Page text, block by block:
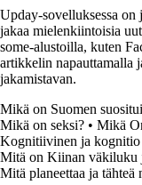
Upday-sovelluksessa
jakaa mielenkiintoisia
some-alustoilla, kuten
artikkelin napauttamalla
jakamistavan.
Mikä on Suomen
Mikä on seksi? • Mikä
Kognitiivinen ja kognitio
Mitä on Kiinan väkiluku
Mitä planeettaa ja